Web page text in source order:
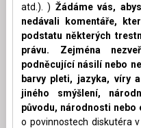
atd.). ) Žádáme vás,
nedávali komentáře,
podstatu některých
právu. Zejména
podněcující násilí nebo
barvy pleti, jazyka, víry
jiného smýšlení,
původu, národnosti nebo
o povinnostech diskutéra